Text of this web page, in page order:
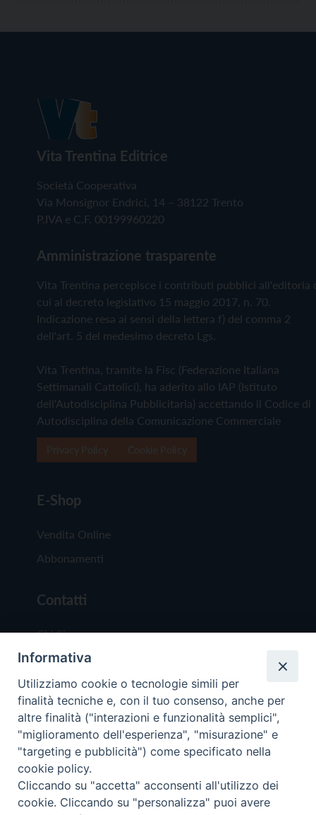
Vita Trentina Editrice
Società Cooperativa
Via Monsignor Endrici, 14 – 38122 Trento
P.IVA e C.F. 00199960220
Amministrazione trasparente
Vita Trentina percepisce i contributi pubblici all'editoria
cui al decreto legislativo 15 maggio 2017, n. 70.
Indicazione resa ai sensi della lettera f) del comma 2
dell'art. 5 del medesimo decreto Lgs.
Vita Trentina, tramite la Fisc (Federazione Italiana
Settimanali Cattolici), ha aderito allo IAP (Istituto
dell'Autodisciplina Pubblicitaria) accettando il Codice di
Autodisciplina della Comunicazione Commerciale
E-Shop
Vendita Online
Abbonamenti
Contatti
Chi Siamo
Redazione
Scrivici
Copyright © 2019 - Tutti i diritti riservati - Vita
Trentina Editrice
Informativa
Utilizziamo cookie o tecnologie simili per
finalità tecniche e, con il tuo consenso, anche per
altre finalità ("interazioni e funzionalità semplici",
"miglioramento dell'esperienza", "misurazione" e
"targeting e pubblicità") come specificato nella
cookie policy.
Cliccando su "accetta" acconsenti all'utilizzo dei
cookie. Cliccando su "personalizza" puoi avere